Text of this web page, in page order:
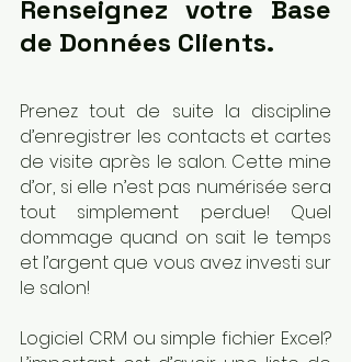
Renseignez votre Base
de Données Clients.
Prenez tout de suite la discipline
d’enregistrer les contacts et cartes
de visite après le salon. Cette mine
d’or, si elle n’est pas numérisée sera
tout simplement perdue! Quel
dommage quand on sait le temps
et l’argent que vous avez investi sur
le salon!
Logiciel CRM ou simple fichier Excel?